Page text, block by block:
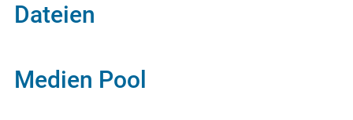
Dateien
Medien Pool